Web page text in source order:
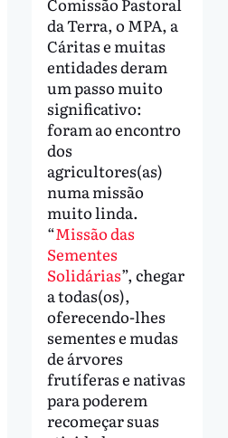
da Terra, o MPA, a
Cáritas e muitas
entidades deram
um passo muito
significativo:
foram ao encontro
dos
agricultores(as)
numa missão
muito linda.
“Missão das
Sementes
Solidárias”, chegar
a todas(os),
oferecendo-lhes
sementes e mudas
de árvores
frutíferas e nativas
para poderem
recomeçar suas